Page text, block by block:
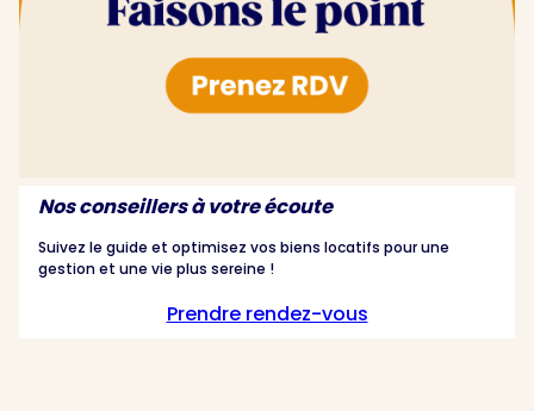
Nos conseillers à votre écoute
Suivez le guide et optimisez vos biens locatifs pour une
gestion et une vie plus sereine !
Prendre rendez-vous